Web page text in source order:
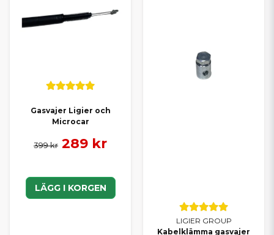
Gasvajer Ligier och
Microcar
399 kr 289 kr
LÄGG I KORGEN
LIGIER GROUP
Kabelklämma gasvajer